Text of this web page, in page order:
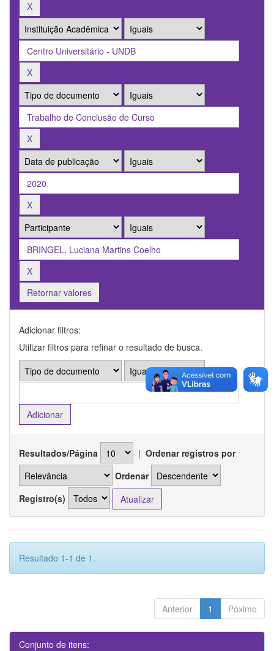
Retornar valores
Adicionar filtros:
Utilizar filtros para refinar o resultado de busca.
Resultados/Página | Ordenar registros por
Ordenar
Registro(s)
Resultado 1-1 de 1.
Anterior 1 Póximo
Conjunto de itens: